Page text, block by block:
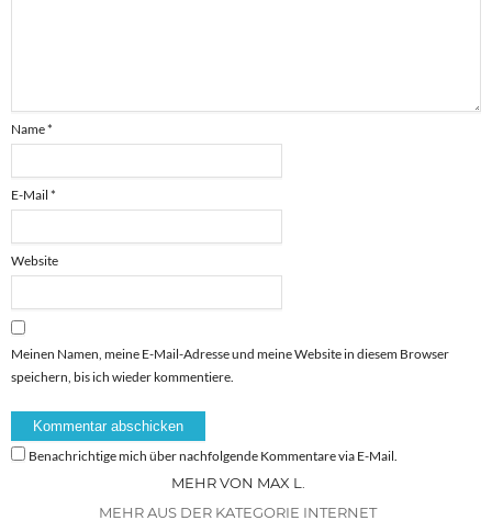
Name*
E-Mail *
Website
Meinen Namen, meine E-Mail-Adresse und meine Website in diesem Browser
speichern, bis ich wieder kommentiere.
Benachrichtige mich über nachfolgende Kommentare via E-Mail.
MEHR VON MAX L.
MEHR AUS DER KATEGORIE INTERNET